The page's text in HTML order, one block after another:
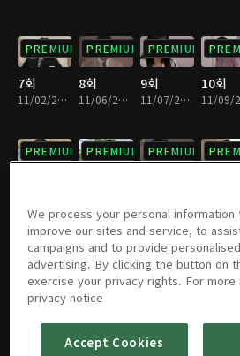
PREMIUM
7회
11/02/2023 • 30분
PREMIUM
8회
11/06/2023 • 29분
PREMIUM
9회
11/07/2023 • 30분
10회
PREMIUM PREMIUM PREMIUM
PREMIUM
19회
11/23/2023 • 29분
PREMIUM
20회
PREMIUM
21회 22회
We process your personal information
improve our sites and service, to
campaigns and to provide
advertising. By clicking the button on
exercise your privacy rights. For
privacy notice
Accept Cookies